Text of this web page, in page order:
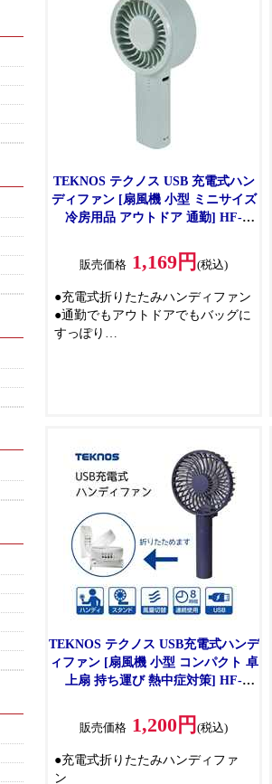
TEKNOS テクノス USB 充電式ハン
ディファン [扇風機 小型 ミニサイズ
冷房用品 アウトドア 通勤] HF-
販売価格 1,169円(税込)
●充電式折りたたみハンディファン
●通勤でもアウトドアでもバッグに
すっぽり
TEKNOS テクノス USB充電式ハンデ
ィファン [扇風機 小型 コンパクト 卓
上扇 持ち運び 熱中症対策] HF-
販売価格 1,200円(税込)
●充電式折りたたみハンディファ
ン